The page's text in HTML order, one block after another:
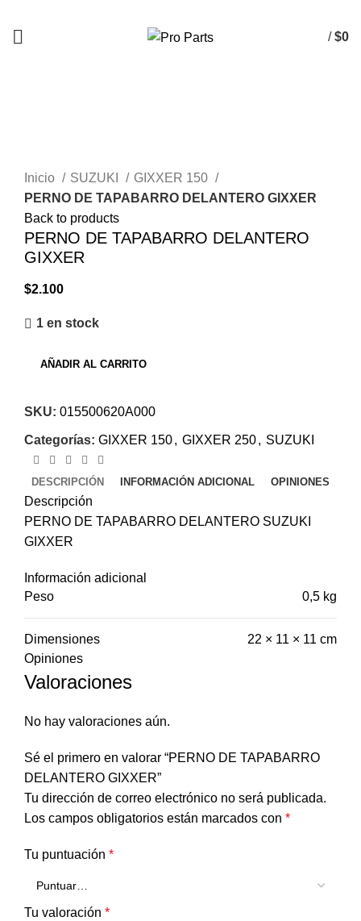
/ $0
Inicio
SUZUKI
GIXXER 150
PERNO DE TAPABARRO DELANTERO GIXXER
Back to products
PERNO DE TAPABARRO DELANTERO
GIXXER
$2.100
1 en stock
AÑADIR AL CARRITO
SKU: 015500620A000
Categorías: GIXXER 150, GIXXER 250, SUZUKI
DESCRIPCIÓN INFORMACIÓN ADICIONAL OPINIONES
Descripción
PERNO DE TAPABARRO DELANTERO SUZUKI
GIXXER
Información adicional
Peso
0,5 kg
Dimensiones
22 × 11 × 11 cm
Opiniones
Valoraciones
No hay valoraciones aún.
Sé el primero en valorar “PERNO DE TAPABARRO
DELANTERO GIXXER”
Tu dirección de correo electrónico no será publicada.
Los campos obligatorios están marcados con *
Tu puntuación *
Tu valoración *